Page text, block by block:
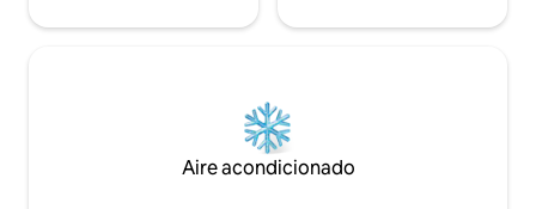
Aire acondicionado